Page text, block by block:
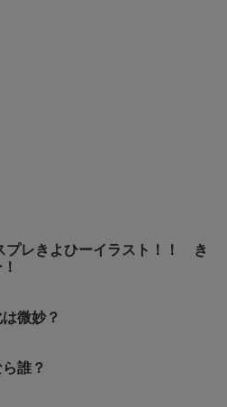
プレきよひーイラスト！！ き
微妙？
誰？